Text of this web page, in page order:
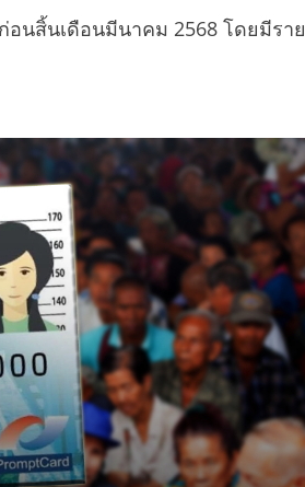
อนสิ้นเดือนมีนาคม 2568 โดยมีราย